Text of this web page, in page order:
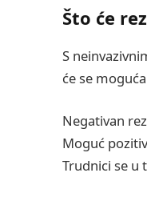
Što će
S
će se
Negativan
Moguć
Trudnici se u